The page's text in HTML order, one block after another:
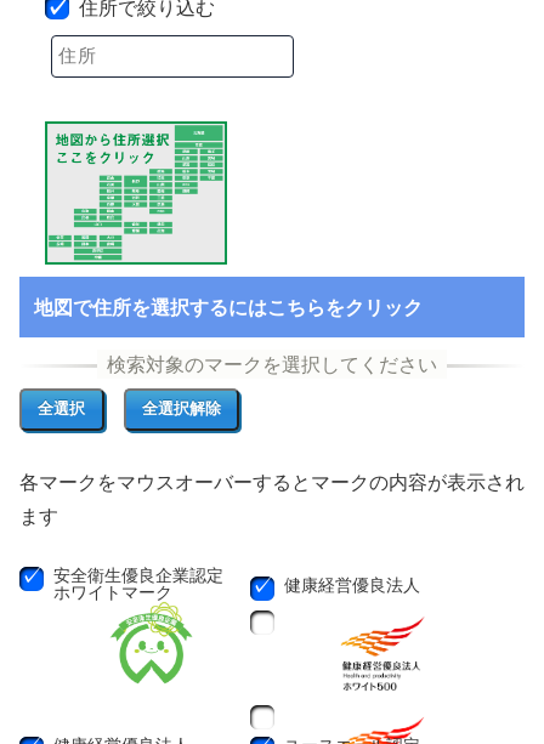
住所で絞り込む
地図で住所を選択するにはこちらをクリック
各マークをマウスオーバーするとマークの内容が表示され
ます
安全衛生優良企業認定
ホワイトマーク 健康経営優良法人